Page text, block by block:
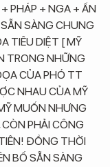
PHÁP + NGA + ẤN
SẴN SÀNG CHUNG
TIÊU DIỆT [ MỸ
TRONG NHỮNG
CỦA PHÓ TT
NHAU CỦA MỸ
MUỐN NHƯNG
PHẢI CÔNG
ĐỒNG THỜI
BỐ SẴN SÀNG